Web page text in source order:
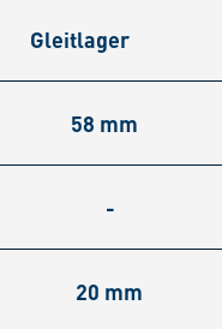
Gleitlager
58 mm
-
20 mm